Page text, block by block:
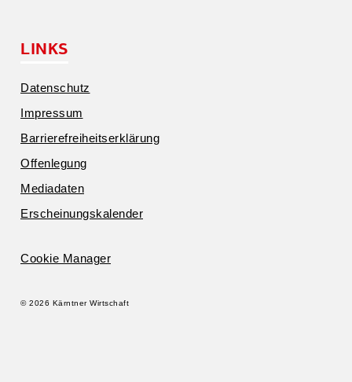
LINKS
Daten­schutz
Impressum
Barrie­re­frei­heits­er­klärung
Offen­legung
Media­daten
Erschei­nungs­ka­lender
Cookie Manager
© 2026 Kärntner Wirtschaft